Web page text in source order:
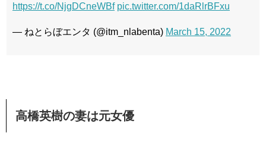
https://t.co/NjgDCneWBf pic.twitter.com/1daRlrBFxu
— ねとらぼエンタ (@itm_nlabenta) March 15, 2022
高橋英樹の妻は元女優